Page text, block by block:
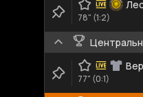
78" (1:2)
77" (0:1)